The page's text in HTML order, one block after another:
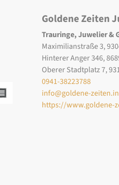
Goldene Zeiten
Trauringe, Juwelier &
Maximilianstraße 3,
Hinterer Anger 346,
Oberer Stadtplatz 7,
0941-38223788
info@goldene-
https://www.goldene-